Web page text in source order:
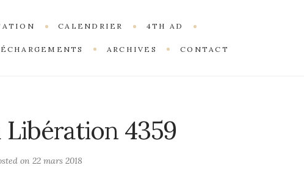
CALENDRIER 4TH AD
ARCHIVES CONTACT
Libération 4359
on 22 mars 2018